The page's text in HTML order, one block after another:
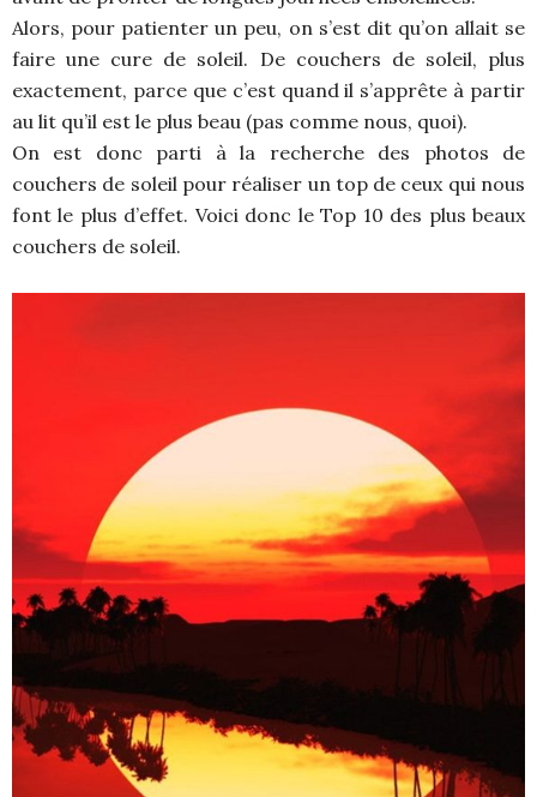
Alors, pour patienter un peu, on s’est dit qu’on allait se
faire une cure de soleil. De couchers de soleil, plus
exactement, parce que c’est quand il s’apprête à partir
au lit qu’il est le plus beau (pas comme nous, quoi).
On est donc parti à la recherche des photos de
couchers de soleil pour réaliser un top de ceux qui nous
font le plus d’effet. Voici donc le Top 10 des plus beaux
couchers de soleil.